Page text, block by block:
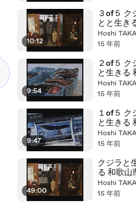
10:12
３of５ ク
とと生き
歌山県太
Hoshi
15 年前
9:54
２of５ ク
と生きる
山県太地
Hoshi
15 年前
9:47
１of５ ク
と生きる
山県太地
Hoshi
15 年前
49:00
クジラと
る 和歌山
地町
Hoshi
15 年前